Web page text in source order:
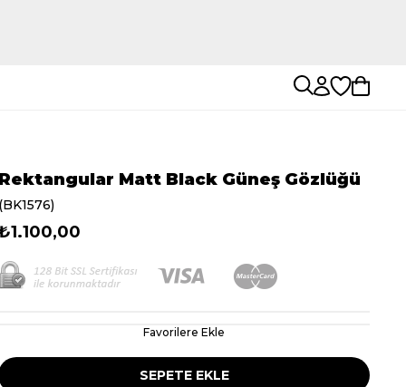
Rektangular Matt Black Güneş Gözlüğü
(BK1576)
Favorilere Ekle